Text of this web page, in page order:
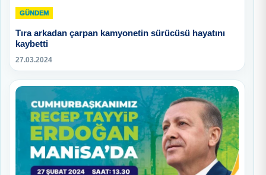
GÜNDEM
Tıra arkadan çarpan kamyonetin sürücüsü hayatını
kaybetti
27.03.2024